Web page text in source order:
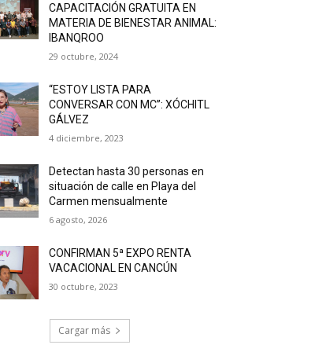
CAPACITACIÓN GRATUITA EN
MATERIA DE BIENESTAR ANIMAL:
IBANQROO
29 octubre, 2024
“ESTOY LISTA PARA
CONVERSAR CON MC”: XÓCHITL
GÁLVEZ
4 diciembre, 2023
Detectan hasta 30 personas en
situación de calle en Playa del
Carmen mensualmente
6 agosto, 2026
CONFIRMAN 5ª EXPO RENTA
VACACIONAL EN CANCÚN
30 octubre, 2023
Cargar más